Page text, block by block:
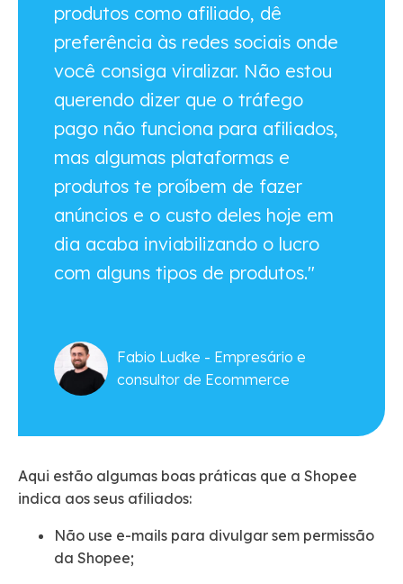
produtos como afiliado, dê
preferência às redes sociais onde
você consiga viralizar. Não estou
querendo dizer que o tráfego
pago não funciona para afiliados,
mas algumas plataformas e
produtos te proíbem de fazer
anúncios e o custo deles hoje em
dia acaba inviabilizando o lucro
com alguns tipos de produtos."
Fabio Ludke - Empresário e
consultor de Ecommerce
Aqui estão algumas boas práticas que a Shopee
indica aos seus afiliados:
Não use e-mails para divulgar sem permissão
da Shopee;